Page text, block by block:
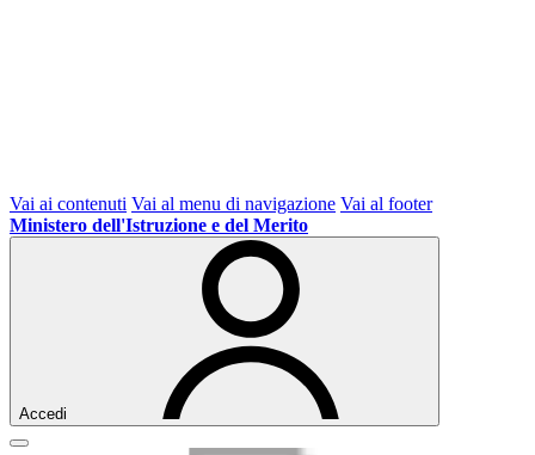
Vai ai contenuti Vai al menu di navigazione Vai al footer
Ministero dell'Istruzione e del Merito
Accedi